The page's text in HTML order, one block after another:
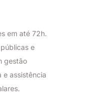
em até 72h.
e
gestão
e assistência